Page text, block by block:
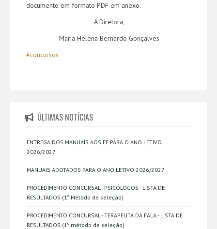
documento em formato PDF em anexo.
A Diretora,
Maria Helena Bernardo Gonçalves
#concursos
ÚLTIMAS NOTÍCIAS
ENTREGA DOS MANUAIS AOS EE PARA O ANO LETIVO
2026/2027
MANUAIS ADOTADOS PARA O ANO LETIVO 2026/2027
PROCEDIMENTO CONCURSAL - PSICÓLOGOS - LISTA DE
RESULTADOS (1º Método de seleção)
PROCEDIMENTO CONCURSAL - TERAPEUTA DA FALA - LISTA DE
RESULTADOS (1º método de seleção)